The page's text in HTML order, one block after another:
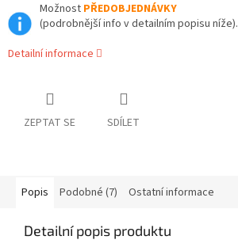
Možnost PŘEDOBJEDNÁVKY
(podrobnější info v detailním popisu níže).
Detailní informace
ZEPTAT SE SDÍLET
Popis Podobné (7) Ostatní informace
Detailní popis produktu